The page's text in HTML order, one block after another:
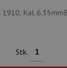
Kal.
Stk.